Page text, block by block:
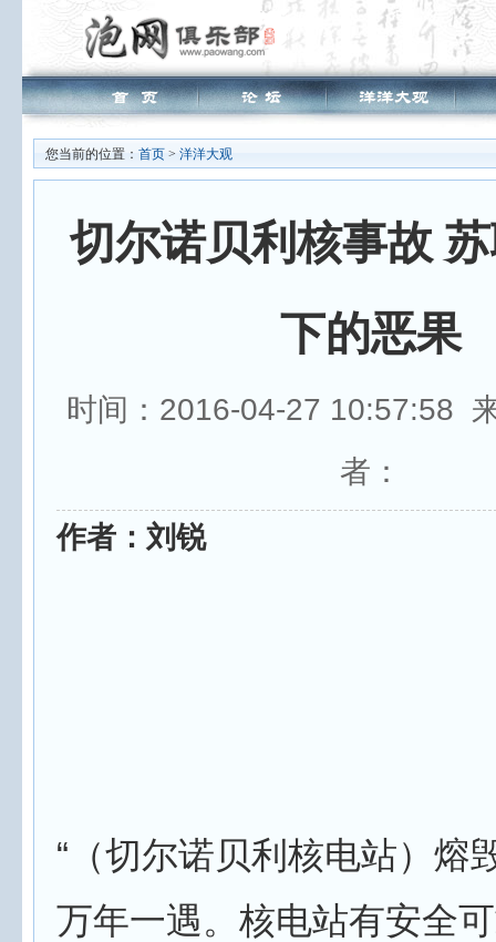
您当前的位置： 首页 > 洋洋大观
切尔诺贝利核事故
下的恶果
时间：2016-04-27 10:57:58
者：
作者：刘锐
“（切尔诺贝利核电站）熔
万年一遇。核电站有安全